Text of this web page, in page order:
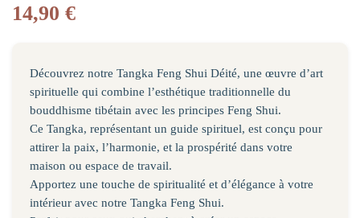
14,90 €
Découvrez notre Tangka Feng Shui Déité, une œuvre d’art
spirituelle qui combine l’esthétique traditionnelle du
bouddhisme tibétain avec les principes Feng Shui.
Ce Tangka, représentant un guide spirituel, est conçu pour
attirer la paix, l’harmonie, et la prospérité dans votre
maison ou espace de travail.
Apportez une touche de spiritualité et d’élégance à votre
intérieur avec notre Tangka Feng Shui.